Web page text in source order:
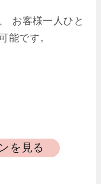
お客様一人ひと
能です。
を見る